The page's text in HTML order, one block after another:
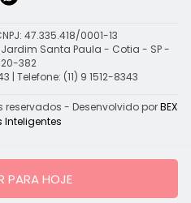
47.335.418/0001-13
Santa Paula - Cotia - SP -
382
| Telefone: (11) 9 1512-8343
- Desenvolvido porBEX
Inteligentes
PARA HOJE